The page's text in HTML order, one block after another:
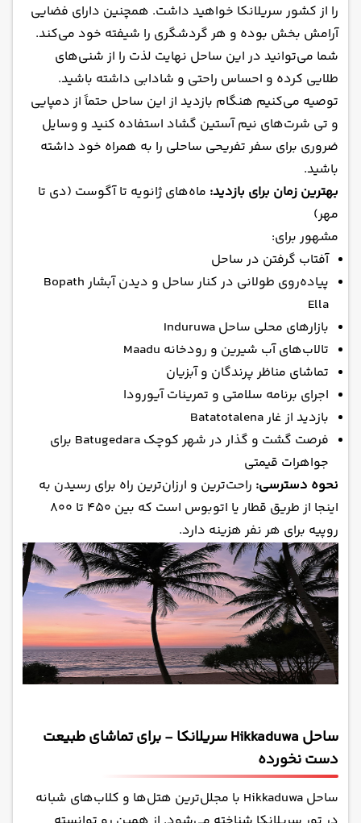
را از کشور سریلانکا خواهید داشت. همچنین دارای فضایی
آرامش بخش بوده و هر گردشگری را شیفته خود می‌کند.
شما می‌توانید در این ساحل نهایت لذت را از شنی‌های
طلایی کرده و احساس راحتی و شادابی داشته باشید.
توصیه می‌کنیم هنگام بازدید از این ساحل حتماً از دمپایی
و تی شرت‌های نیم آستین گشاد استفاده کنید و وسایل
ضروری برای سفر تفریحی ساحلی را به همراه خود داشته
باشید.
بهترین زمان برای بازدید: ماه‌های ژانویه تا آگوست (دی تا
مهر)
مشهور برای:
آفتاب گرفتن در ساحل
پیاده‌روی طولانی در کنار ساحل و دیدن آبشار Bopath
Ella
بازارهای محلی ساحل Induruwa
تالاب‌های آب شیرین و رودخانه Maadu
تماشای مناظر پرندگان و آبزیان
اجرای برنامه سلامتی و تمرینات آیورودا
بازدید از غار Batatotalena
فرصت گشت و گذار در شهر کوچک Batugedara برای
جواهرات قیمتی
نحوه دسترسی: راحت‌ترین و ارزان‌ترین راه برای رسیدن به
اینجا از طریق قطار یا اتوبوس است که بین ۴۵۰ تا ۸۰۰
روپیه برای هر نفر هزینه دارد.
ساحل Hikkaduwa سریلانکا - برای تماشای طبیعت
دست نخورده
ساحل Hikkaduwa با مجلل‌ترین هتل‌ها و کلاب‌های شبانه